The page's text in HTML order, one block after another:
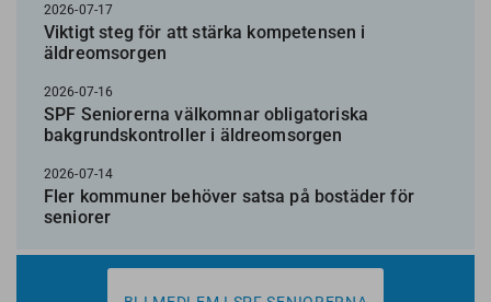
2026-07-17
Viktigt steg för att stärka kompetensen i
äldreomsorgen
2026-07-16
SPF Seniorerna välkomnar obligatoriska
bakgrundskontroller i äldreomsorgen
2026-07-14
Fler kommuner behöver satsa på bostäder för
seniorer